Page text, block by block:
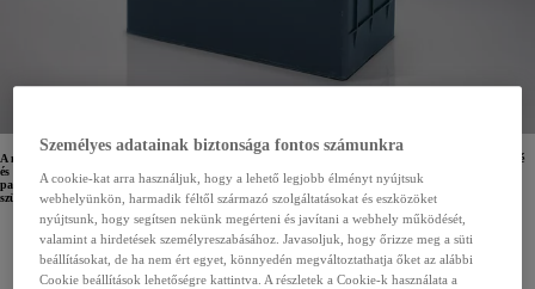
A modern Toyotában számtalan elektronikus eszköz található, amelyek biztonságosabbá, egyszerűbbé
és élvezetesebbé teszik az utazást. A műholdas navigációtól a Bluetooth® kommunikációig, a
parkolássegítőtől a szórakoztatórendszerekig valamennyi ilyen eszköznek elektromos energiára van
szüksége a működéshez.
A kifejezetten a Toyotájához tervezett eredeti Optifit akkumulátorok optimális teljesítményt
nyújtanak minden út során a következőkből kifolyólag:
Pontosan a Toyotájához készülnek
Akár esik, akár fúj, akkumulátoraink mindenkor megbízhatóan teljesítenek
Személyes adatainak biztonsága fontos számunkra
A cookie-kat arra használjuk, hogy a lehető legjobb élményt nyújtsuk
webhelyünkön, harmadik féltől származó szolgáltatásokat és eszközöket
nyújtsunk, hogy segítsen nekünk megérteni és javítani a webhely működését,
valamint a hirdetések személyreszabásához. Javasoljuk, hogy őrizze meg a süti
beállításokat, de ha nem ért egyet, könnyedén megváltoztathatja őket az alábbi
Cookie beállítások lehetőségre kattintva. A részletek a Cookie-k használata a